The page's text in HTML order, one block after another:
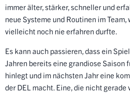
immer älter, stärker, schneller und
neue Systeme und Routinen im
vielleicht noch nie erfahren durfte.
Es kann auch passieren, dass ein
Jahren bereits eine grandiose Saison
hinlegt und im nächsten Jahr eine
der DEL macht. Eine, die nicht